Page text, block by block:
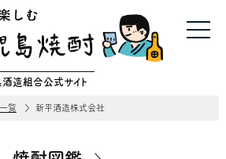
造組合公式サイト
覧 新平酒造株式会社